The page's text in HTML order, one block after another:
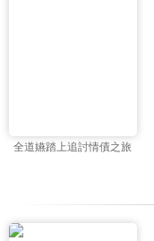
全道嬿踏上追討情債之旅